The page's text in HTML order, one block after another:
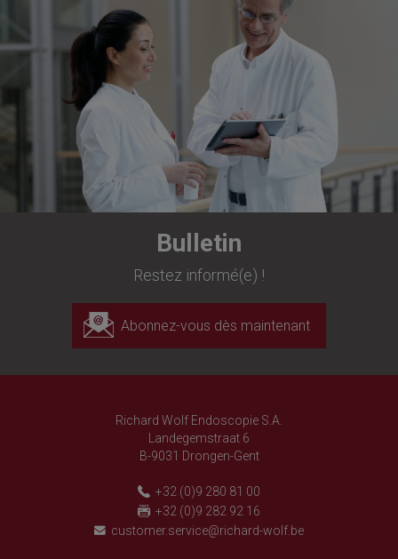
Bulletin
Restez informé(e) !
Abonnez-vous dès maintenant
Richard Wolf Endoscopie S.A.
Landegemstraat 6
B-9031 Drongen-Gent
+32 (0)9 280 81 00
+32 (0)9 282 92 16
customer.service@richard-wolf.be